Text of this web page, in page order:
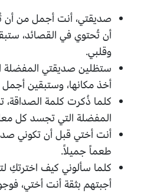
صديقتي، أنت أجمل من أن
أن تُحتوي في القصائد،
وقلبي.
ستظلين صديقتي المفضلة
أخذ مكانها، وستبقين
كلما ذُكرت كلمة
المفضلة التي تجسد كل
أنت أختي قبل أن تكوني
طعماً جميلاً.
كلما سألوني كيف اخترتكِ
أجبتهم بثقة أنت أختي،